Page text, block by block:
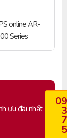
online AR-
Series
ưu đãi nhất